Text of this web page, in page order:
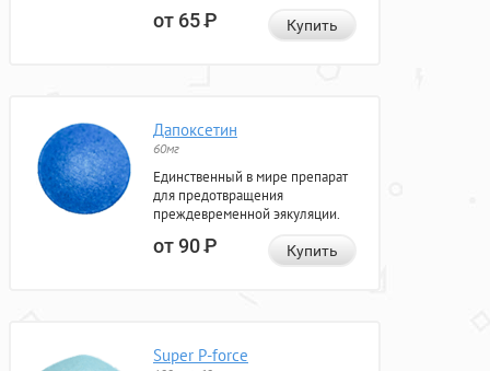
от 65Р Купить
Дапоксетин
60мг
Единственный в мире препарат
для предотвращения
преждевременной эякуляции.
от 90Р Купить
Super P-force